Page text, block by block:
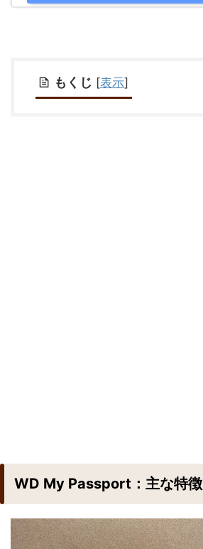
もくじ [表示]
WD My Passport：主な特徴